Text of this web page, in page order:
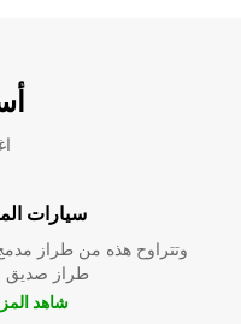
سيارات
وتتراوح هذه من طراز
طراز صديق
شاهد